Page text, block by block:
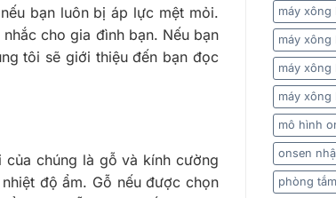
bạn luôn bị áp lực mệt mỏi.
cho gia đình bạn. Nếu bạn
tôi sẽ giới thiệu đến bạn đọc
chúng là gỗ và kính cường
độ ẩm. Gỗ nếu được chọn
máy xông
máy xông
máy xông
máy xông
mô hình
onsen
phòng